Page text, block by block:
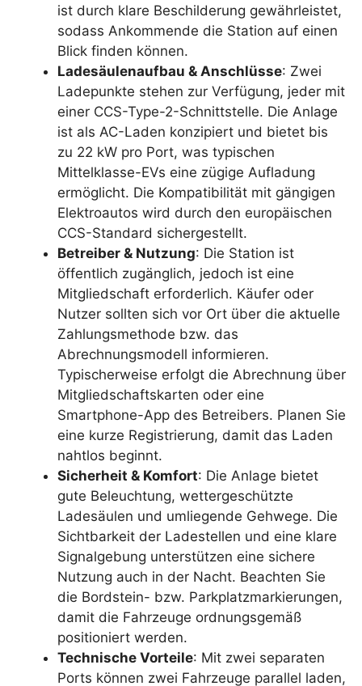
ist durch klare Beschilderung gewährleistet,
sodass Ankommende die Station auf einen
Blick finden können.
Ladesäulenaufbau & Anschlüsse: Zwei
Ladepunkte stehen zur Verfügung, jeder mit
einer CCS-Type-2-Schnittstelle. Die Anlage
ist als AC-Laden konzipiert und bietet bis
zu 22 kW pro Port, was typischen
Mittelklasse-EVs eine zügige Aufladung
ermöglicht. Die Kompatibilität mit gängigen
Elektroautos wird durch den europäischen
CCS-Standard sichergestellt.
Betreiber & Nutzung: Die Station ist
öffentlich zugänglich, jedoch ist eine
Mitgliedschaft erforderlich. Käufer oder
Nutzer sollten sich vor Ort über die aktuelle
Zahlungsmethode bzw. das
Abrechnungsmodell informieren.
Typischerweise erfolgt die Abrechnung über
Mitgliedschaftskarten oder eine
Smartphone-App des Betreibers. Planen Sie
eine kurze Registrierung, damit das Laden
nahtlos beginnt.
Sicherheit & Komfort: Die Anlage bietet
gute Beleuchtung, wettergeschützte
Ladesäulen und umliegende Gehwege. Die
Sichtbarkeit der Ladestellen und eine klare
Signalgebung unterstützen eine sichere
Nutzung auch in der Nacht. Beachten Sie
die Bordstein- bzw. Parkplatzmarkierungen,
damit die Fahrzeuge ordnungsgemäß
positioniert werden.
Technische Vorteile: Mit zwei separaten
Ports können zwei Fahrzeuge parallel laden,